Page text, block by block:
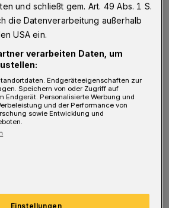
sein. „Familie und Freunde
einer. „Liebe deine
Schülerin, „sie sind dein
und zugleich sehr
sich nach Geborgenheit,
nach Heimat. Die
und schließt gem. Art. 49 Abs. 1 S.
die Datenverarbeitung außerhalb
USA ein.
verarbeiten Daten, um
Endgeräteeigenschaften zur
Speichern von oder Zugriff auf
Endgerät. Personalisierte Werbung und
und der Performance von
sowie Entwicklung und
Einstellungen